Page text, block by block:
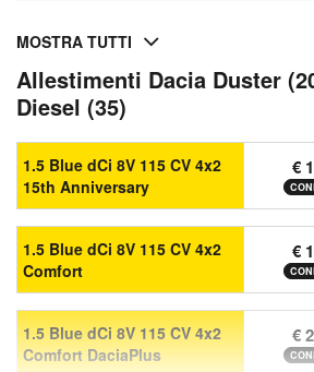
MOSTRA TUTTI
Allestimenti Dacia Duster
Diesel (35)
1.5 Blue dCi 8V 115 CV 4x2
15th Anniversary
€
1.5 Blue dCi 8V 115 CV 4x2
Comfort
€
1.5 Blue dCi 8V 115 CV 4x2
Comfort DaciaPlus
€